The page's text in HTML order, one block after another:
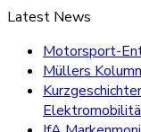
Latest News
Motorsport-
Müllers